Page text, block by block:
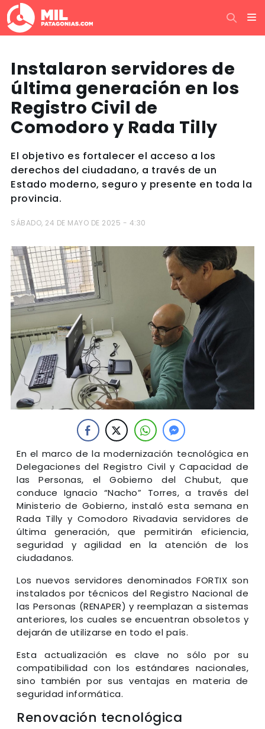
Instalaron servidores de
última generación en los
Registro Civil de
Comodoro y Rada Tilly
El objetivo es fortalecer el acceso a los
derechos del ciudadano, a través de un
Estado moderno, seguro y presente en toda la
provincia.
SÁBADO, 24 DE MAYO DE 2025 - 4:30
En el marco de la modernización tecnológica en
Delegaciones del Registro Civil y Capacidad de
las Personas, el Gobierno del Chubut, que
conduce Ignacio “Nacho” Torres, a través del
Ministerio de Gobierno, instaló esta semana en
Rada Tilly y Comodoro Rivadavia servidores de
última generación, que permitirán eficiencia,
seguridad y agilidad en la atención de los
ciudadanos.
Los nuevos servidores denominados FORTIX son
instalados por técnicos del Registro Nacional de
las Personas (RENAPER) y reemplazan a sistemas
anteriores, los cuales se encuentran obsoletos y
dejarán de utilizarse en todo el país.
Esta actualización es clave no sólo por su
compatibilidad con los estándares nacionales,
sino también por sus ventajas en materia de
seguridad informática.
Renovación tecnológica